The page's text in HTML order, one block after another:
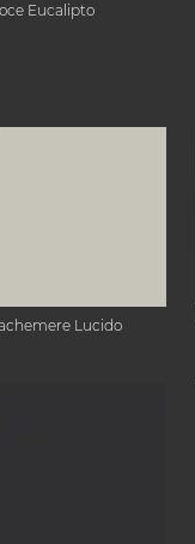
Eucalipto
Lucido